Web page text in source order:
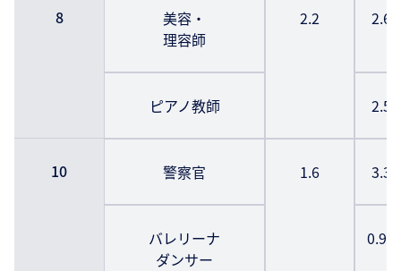
8
美容・
理容師
2.2 2.6
ピアノ教師 2.5
10 警察官 1.6 3.3
バレリーナ
ダンサー
0.9